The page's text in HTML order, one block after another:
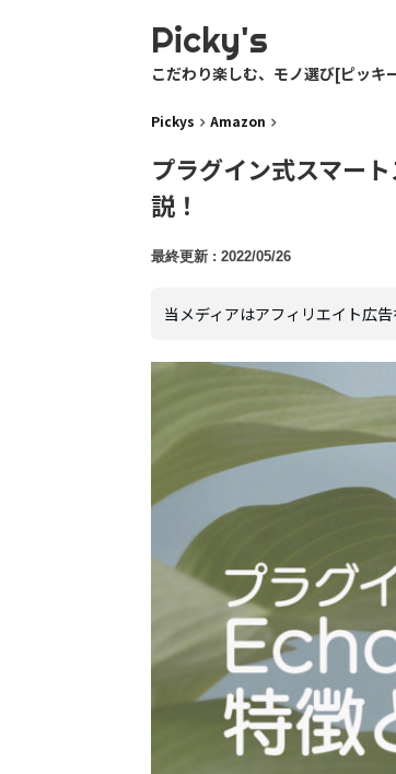
Picky's
こだわり楽しむ、モノ選び[ピッキ
Pickys Amazon
プラグイン式スマー
説！
2022/05/26
当メディアはアフィリエイト広告